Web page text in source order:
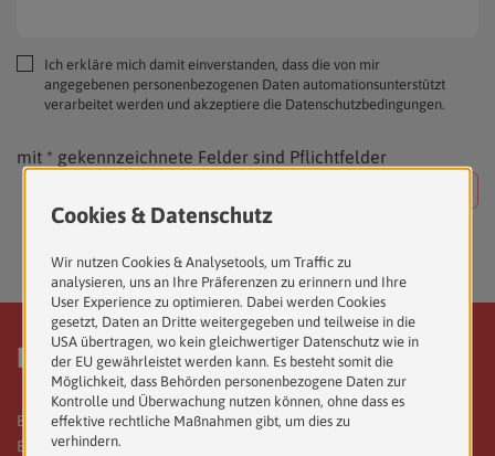
Ich erkläre mich damit einverstanden, dass die von mir
angegebenen personenbezogenen Daten automationsunterstützt
verarbeitet werden und akzeptiere die Datenschutzbedingungen.
mit * gekennzeichnete Felder sind Pflichtfelder
Karriere bei uns.
Bei Dax, Wutzlhofer und Partner steht das persönliche
Engagement für die Interessen unserer MandantInnen im